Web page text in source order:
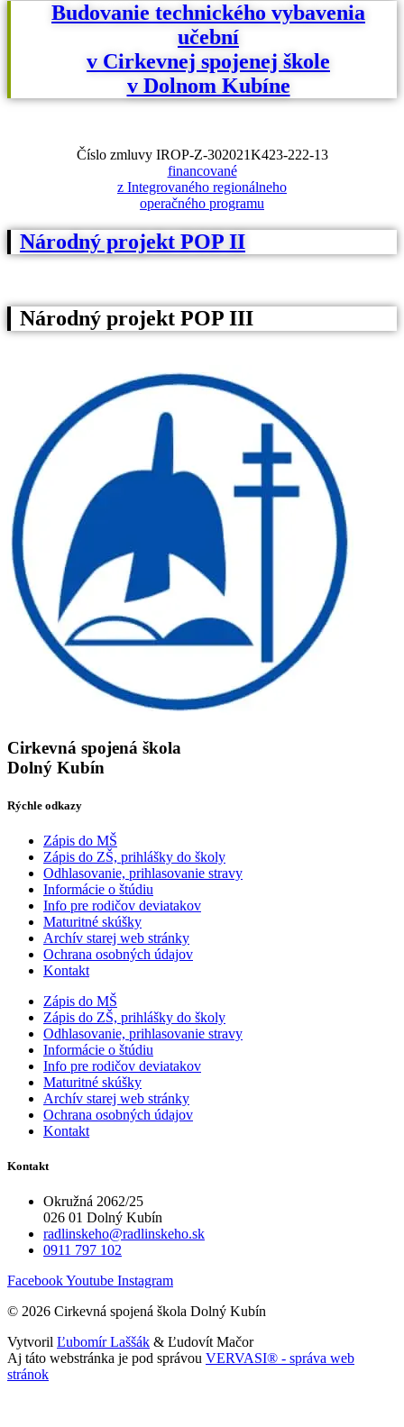
Budovanie technického vybavenia
učební
v Cirkevnej spojenej škole
v Dolnom Kubíne
Číslo zmluvy IROP-Z-302021K423-222-13
financované
z Integrovaného regionálneho
operačného programu
Národný projekt POP II
Národný projekt POP III
Cirkevná spojená škola
Dolný Kubín
Rýchle odkazy
Zápis do MŠ
Zápis do ZŠ, prihlášky do školy
Odhlasovanie, prihlasovanie stravy
Informácie o štúdiu
Info pre rodičov deviatakov
Maturitné skúšky
Archív starej web stránky
Ochrana osobných údajov
Kontakt
Zápis do MŠ
Zápis do ZŠ, prihlášky do školy
Odhlasovanie, prihlasovanie stravy
Informácie o štúdiu
Info pre rodičov deviatakov
Maturitné skúšky
Archív starej web stránky
Ochrana osobných údajov
Kontakt
Kontakt
Okružná 2062/25
026 01 Dolný Kubín
radlinskeho@radlinskeho.sk
0911 797 102
FacebookYoutube Instagram
© 2026 Cirkevná spojená škola Dolný Kubín
Vytvoril Ľubomír Laššák & Ľudovít Mačor
Aj táto webstránka je pod správou VERVASI® - správa web
stránok